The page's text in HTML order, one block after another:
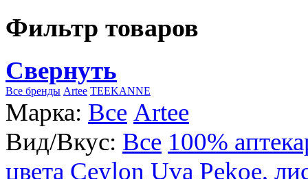
Фильтр товаров
Свернуть
Все бренды Artee TEEKANNE
Марка: Все Artee
Вид/Вкус: Все 100%
цвета Ceylon Uva Pekoe,